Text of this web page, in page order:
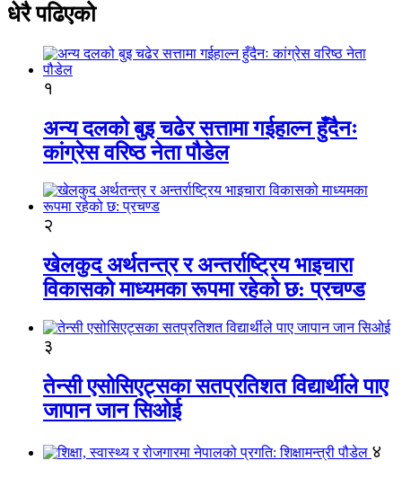
धेरै पढिएको
१
अन्य दलको बुइ चढेर सत्तामा गईहाल्न हुँदैनः
कांग्रेस वरिष्ठ नेता पौडेल
२
खेलकुद अर्थतन्त्र र अन्तर्राष्ट्रिय भाइचारा
विकासको माध्यमका रूपमा रहेको छ: प्रचण्ड
३
तेन्सी एसोसिएट्सका सतप्रतिशत विद्यार्थीले पाए
जापान जान सिओई
४